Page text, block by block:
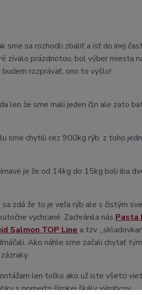
sme sa rozhodli zbaliť a ísť do inej
zívalo prázdnotou, bol výber miesta
budem rozprávať, ono to vyšlo!
len že sme mali jeden čln ale zato
sme chytili cez 900kg rýb, z toho
je že od 14kg do 15kg boli iba
sa zdá že to je veľa rýb ale s čistým
vychcané. Zachránila násPasta
Salmon TOP Linea tzv.
Ako náhle sme začali chytať
len toľko ako už iste všetci
s pomedzi širokej škály výrobcov.